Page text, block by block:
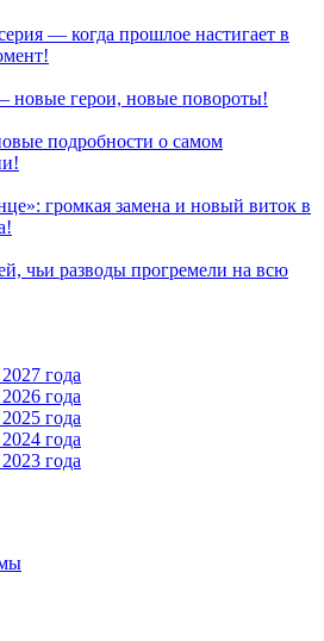
— когда прошлое настигает в
новые герои, новые повороты!
подробности о самом
громкая замена и новый виток в
чьи разводы прогремели на всю
года
года
года
года
года